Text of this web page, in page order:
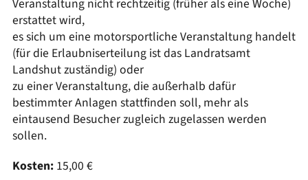
Veranstaltung nicht rechtzeitig (früher als eine Woche)
erstattet wird,
es sich um eine motorsportliche Veranstaltung handelt
(für die Erlaubniserteilung ist das Landratsamt
Landshut zuständig) oder
zu einer Veranstaltung, die außerhalb dafür
bestimmter Anlagen stattfinden soll, mehr als
eintausend Besucher zugleich zugelassen werden
sollen.
Kosten: 15,00 €